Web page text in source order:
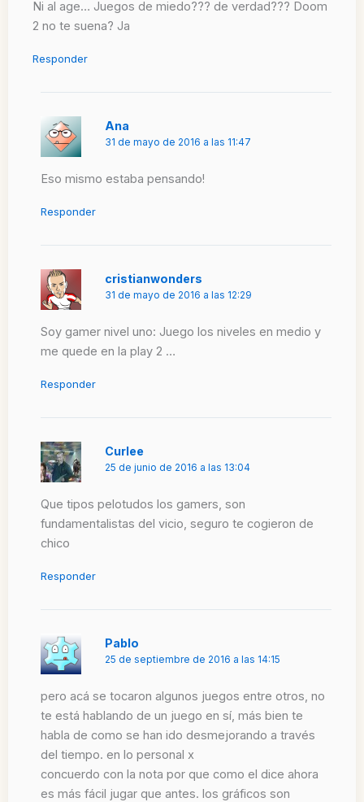
Ni al age… Juegos de miedo??? de verdad??? Doom
2 no te suena? Ja
Responder
Ana
31 de mayo de 2016 a las 11:47
Eso mismo estaba pensando!
Responder
cristianwonders
31 de mayo de 2016 a las 12:29
Soy gamer nivel uno: Juego los niveles en medio y
me quede en la play 2 …
Responder
Curlee
25 de junio de 2016 a las 13:04
Que tipos pelotudos los gamers, son
fundamentalistas del vicio, seguro te cogieron de
chico
Responder
Pablo
25 de septiembre de 2016 a las 14:15
pero acá se tocaron algunos juegos entre otros, no
te está hablando de un juego en sí, más bien te
habla de como se han ido desmejorando a través
del tiempo. en lo personal x
concuerdo con la nota por que como el dice ahora
es más fácil jugar que antes. los gráficos son